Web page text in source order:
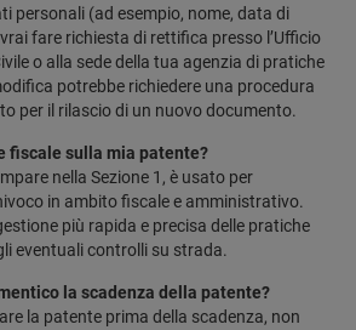
personali (ad esempio, nome, data di
fare richiesta di rettifica presso l’Ufficio
o alla sede della tua agenzia di pratiche
potrebbe richiedere una procedura
per il rilascio di un nuovo documento.
fiscale sulla mia patente?
nella Sezione 1, è usato per
in ambito fiscale e amministrativo.
più rapida e precisa delle pratiche
eventuali controlli su strada.
la scadenza della patente?
la patente prima della scadenza, non